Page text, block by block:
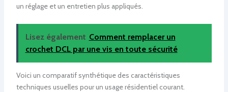
un réglage et un entretien plus appliqués.
Lisez également Comment remplacer un
crochet DCL par une vis en toute sécurité
Voici un comparatif synthétique des caractéristiques
techniques usuelles pour un usage résidentiel courant.